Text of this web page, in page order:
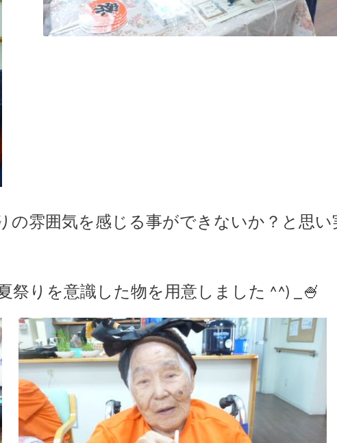
の雰囲気を感じる事ができないか？と思い
祭りを意識した物を用意しました ^^) _🍧